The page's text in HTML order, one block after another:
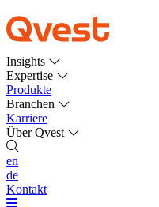
Insights
Expertise
Produkte
Branchen
Karriere
Über Qvest
en
de
Kontakt